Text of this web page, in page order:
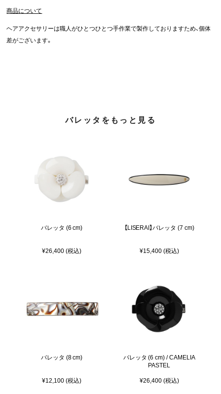
商品について
ヘアアクセサリーは職人がひとつひとつ手作業で製作しておりますため、個体
差がございます。
バレッタをもっと見る
バレッタ (6 cm)
¥26,400 (税込)
【LISERAI】バレッタ (7 cm)
¥15,400 (税込)
バレッタ (8 cm)
¥12,100 (税込)
バレッタ (6 cm) / CAMELIA
PASTEL
¥26,400 (税込)